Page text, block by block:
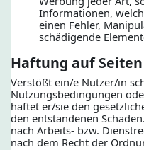
Informationen,
einen Fehler,
schädigende
Haftung auf
Verstößt ein/e Nutzer/in
Nutzungsbedingungen
haftet er/sie den
den entstandenen
nach Arbeits- bzw.
nach dem Recht der